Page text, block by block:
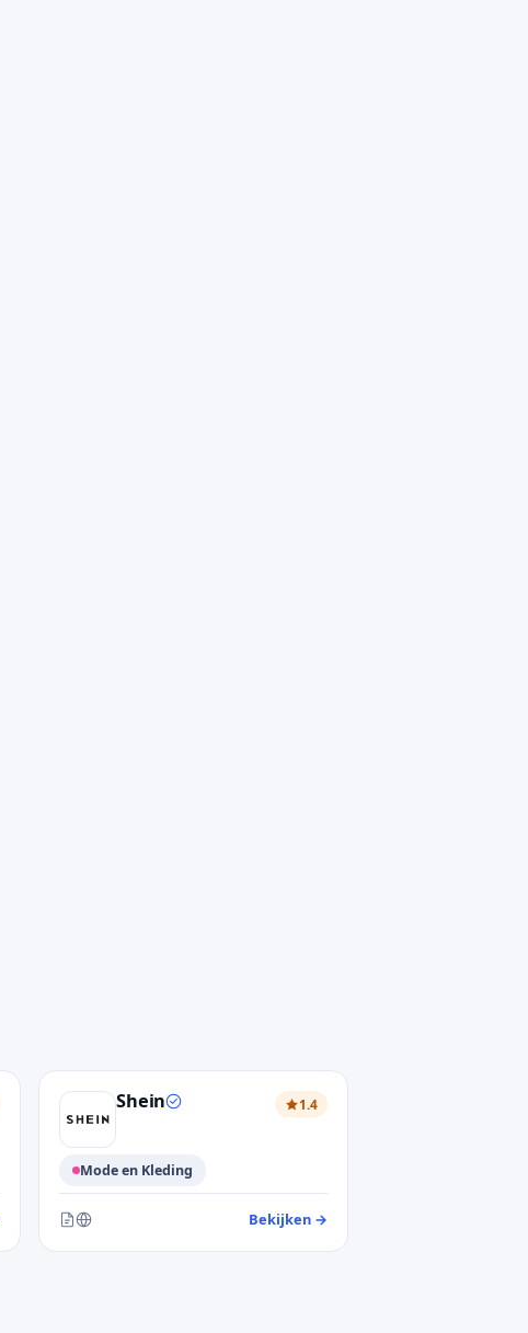
— klantendienst Zalando
Shein 1.4
Mode en Kleding
Bereikbaar via contactformulier en website
Bekijken →